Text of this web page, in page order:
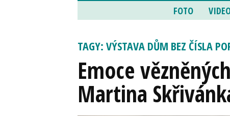
FOTO
TAGY: VÝSTAVA DŮM BEZ ČÍSLA
Emoce
Martina